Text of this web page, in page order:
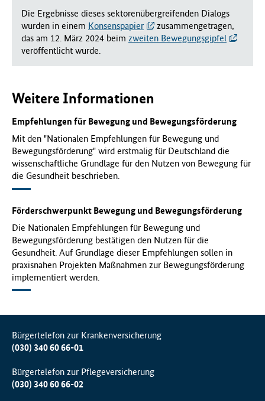
Die Ergebnisse dieses sektorenübergreifenden Dialogs
wurden in einem Konsenspapier
zusammengetragen,
das am 12. März 2024 beim zweiten Bewegungsgipfel
veröffentlicht wurde.
Weitere Informationen
Empfehlungen für Bewegung und Bewegungsförderung
Mit den "Nationalen Empfehlungen für Bewegung und
Bewegungsförderung" wird erstmalig für Deutschland die
wissenschaftliche Grundlage für den Nutzen von Bewegung für
die Gesundheit beschrieben.
Förderschwerpunkt Bewegung und Bewegungsförderung
Die Nationalen Empfehlungen für Bewegung und
Bewegungsförderung bestätigen den Nutzen für die
Gesundheit. Auf Grundlage dieser Empfehlungen sollen in
praxisnahen Projekten Maßnahmen zur Bewegungsförderung
implementiert werden.
Bürgertelefon zur Krankenversicherung
(030) 340 60 66-01
Bürgertelefon zur Pflegeversicherung
(030) 340 60 66-02